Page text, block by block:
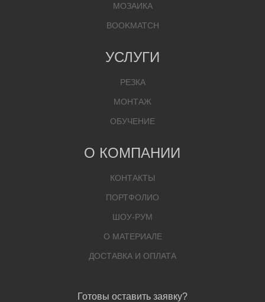
Готовы оставить заявку?
МОЗАИКА
BOOKMATCH
УСЛУГИ
РЕЗКА
МОНТАЖ
ОБУЧЕНИЕ
О КОМПАНИИ
КОНТАКТЫ
ПОРТФОЛИО
ШОУ-РУМ
О МАТЕРИАЛЕ
ДОСТАВКА И ОПЛАТА